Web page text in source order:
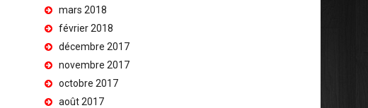
mars 2018
février 2018
décembre 2017
novembre 2017
octobre 2017
août 2017